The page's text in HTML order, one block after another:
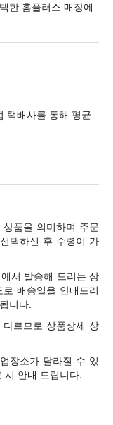
한 홈플러스 매장에
택배사를 통해 평균
품을 의미하며 주문
택하신 후 수령이 가
서 발송해 드리는 상
배송일을 안내드리
니다.
르므로 상품상세 상
장소가 달라질 수 있
시 안내 드립니다.